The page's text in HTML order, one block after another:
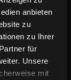
anbieten
zu
zu Ihrer
für
Unsere
mit
zu
ANMELDEN